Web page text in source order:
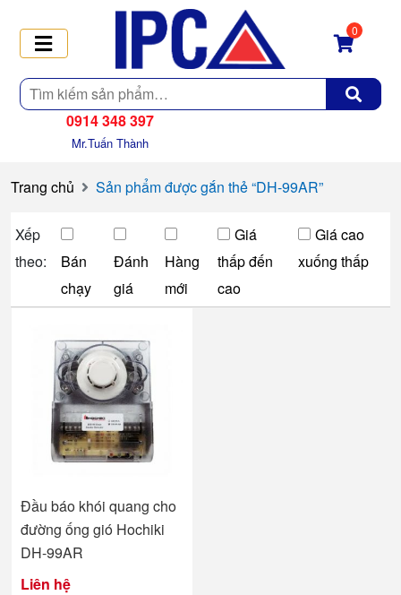
Tìm
kiếm
0
0914 348 397
Mr.Tuấn Thành
Trang chủ Sản phẩm được gắn thẻ “DH-99AR”
Xếp
theo:
Bán
chạy
Đánh
giá
Hàng
mới
Giá
thấp đến
cao
Giá cao
xuống thấp
Đầu báo khói quang cho
đường ống gió Hochiki
DH-99AR
Liên hệ